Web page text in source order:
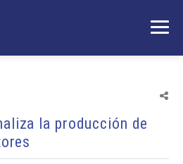
la producción de